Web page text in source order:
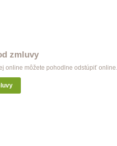
zmluvy
online môžete pohodlne odstúpiť online.